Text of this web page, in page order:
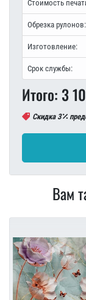
Стоимость
Обрезка рулонов:
Изготовление:
Срок службы:
Итого: 3
Скидка 3
Вам